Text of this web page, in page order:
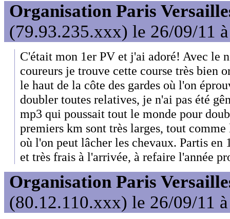
Organisation Paris
(79.93.235.xxx) le 26/09/11
C'était mon 1er PV et j'ai adoré! Avec le
coureurs je trouve cette course très bien
le haut de la côte des gardes où l'on
doubler toutes relatives, je n'ai pas été
mp3 qui poussait tout le monde pour
premiers km sont très larges, tout
où l'on peut lâcher les chevaux. Partis en
et très frais à l'arrivée, à refaire l'année
Organisation Paris
(80.12.110.xxx) le 26/09/11